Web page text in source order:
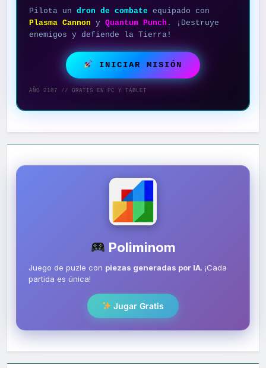
Pilota un dron de combate equipado con
Plasma Cannon y Quantum Punch . ¡Destruye
enemigos y defiende la Tierra!
INICIAR MISIÓN
AÑO 2187 // GRATIS EN PC Y TABLET
Poliminom
Juego de puzle con piezas generadas por IA. ¡Cada
partida es única!
Jugar Gratis